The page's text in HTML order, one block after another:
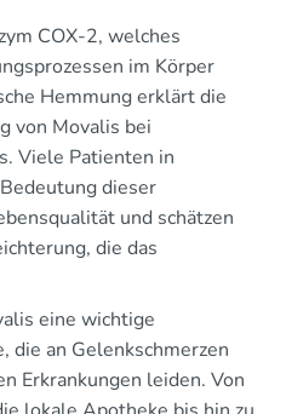
COX-2, welches
im Körper
Hemmung erklärt die
von Movalis bei
Viele Patienten in
dieser
und schätzen
die das
eine wichtige
die an Gelenkschmerzen
Erkrankungen leiden. Von